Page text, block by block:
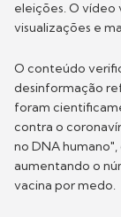
eleições. O vídeo
visualizações e
O conteúdo
desinformação
foram
contra o
no DNA
aumentando o
vacina por medo.